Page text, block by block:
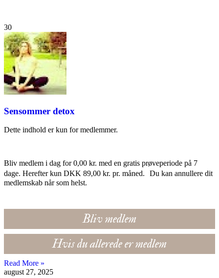
30
Sensommer detox
Dette indhold er kun for medlemmer.
Bliv medlem i dag for 0,00 kr. med en gratis prøveperiode på 7
dage. Herefter kun DKK 89,00 kr. pr. måned. Du kan annullere dit
medlemskab når som helst.
Bliv medlem
Hvis du allerede er medlem
Read More »
august 27, 2025